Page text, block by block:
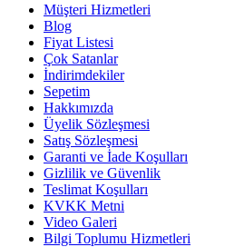
Müşteri Hizmetleri
Blog
Fiyat Listesi
Çok Satanlar
İndirimdekiler
Sepetim
Hakkımızda
Üyelik Sözleşmesi
Satış Sözleşmesi
Garanti ve İade Koşulları
Gizlilik ve Güvenlik
Teslimat Koşulları
KVKK Metni
Video Galeri
Bilgi Toplumu Hizmetleri